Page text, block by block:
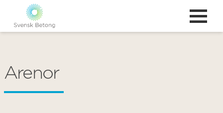
Arenor